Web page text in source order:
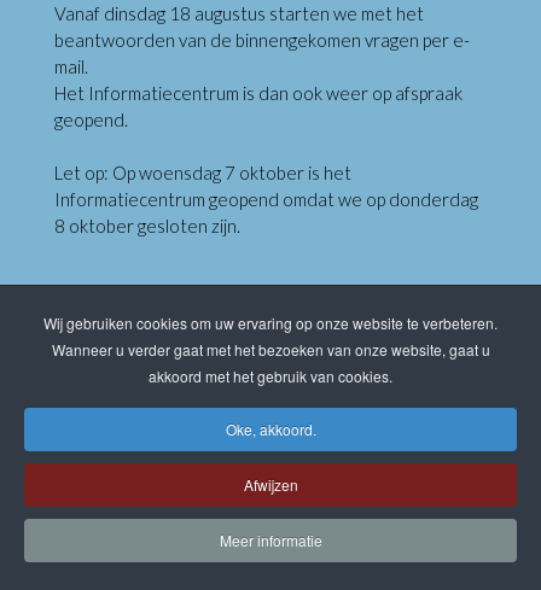
Vanaf dinsdag 18 augustus starten we met het
beantwoorden van de binnengekomen vragen per e-
mail.
Het Informatiecentrum is dan ook weer op afspraak
geopend.
Let op: Op woensdag 7 oktober is het
Informatiecentrum geopend omdat we op donderdag
8 oktober gesloten zijn.
Reserveringsformulier Informatiecentrum
Laatste Nieuws Contact Sitemap
Cookiebeleid
Wij gebruiken cookies om uw ervaring op onze website te verbeteren.
Wanneer u verder gaat met het bezoeken van onze website, gaat u
akkoord met het gebruik van cookies.
Oke, akkoord.
Afwijzen
Meer informatie